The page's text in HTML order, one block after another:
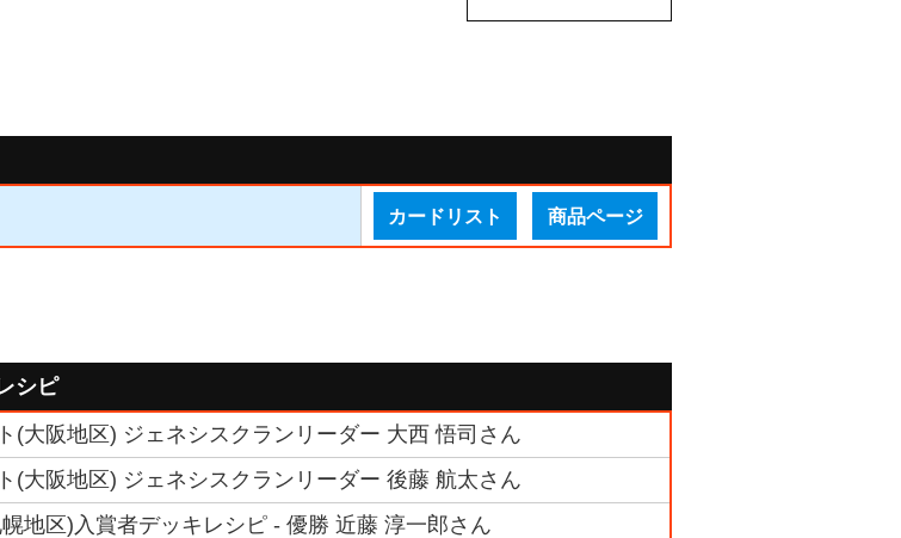
カードリスト 商品ページ
シピ
(大阪地区) ジェネシスクランリーダー 大西 悟司さん
(大阪地区) ジェネシスクランリーダー 後藤 航太さん
地区)入賞者デッキレシピ - 優勝 近藤 淳一郎さん